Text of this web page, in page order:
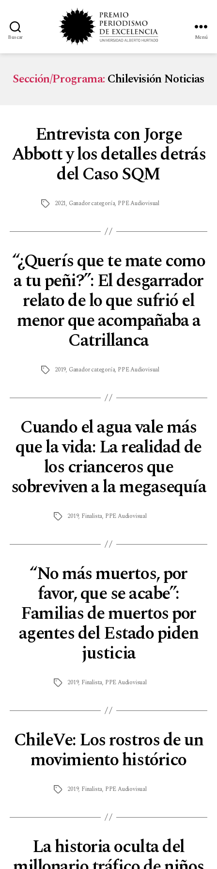
Buscar Menú
Sección/Programa:Chilevisión Noticias
Entrevista con Jorge
Abbott y los detalles detrás
del Caso SQM
2021, Ganador categoría, PPE Audiovisual
“¿Querís que te mate como
a tu peñi?”: El desgarrador
relato de lo que sufrió el
menor que acompañaba a
Catrillanca
2019, Ganador categoría, PPE Audiovisual
Cuando el agua vale más
que la vida: La realidad de
los crianceros que
sobreviven a la megasequía
2019, Finalista, PPE Audiovisual
“No más muertos, por
favor, que se acabe”:
Familias de muertos por
agentes del Estado piden
justicia
2019, Finalista, PPE Audiovisual
ChileVe: Los rostros de un
movimiento histórico
2019, Finalista, PPE Audiovisual
La historia oculta del